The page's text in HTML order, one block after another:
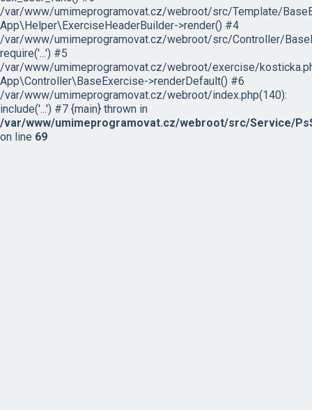
/var/www/umimeprogramovat.cz/webroot/src/Template/
App\Helper\ExerciseHeaderBuilder->render() #4
/var/www/umimeprogramovat.cz/webroot/src/Controller/
require('...') #5
/var/www/umimeprogramovat.cz/webroot/exercise/
App\Controller\BaseExercise->renderDefault() #6
/var/www/umimeprogramovat.cz/webroot/index.php(140):
include('...') #7 {main} thrown in
/var/www/umimeprogramovat.cz/webroot/src/Service/
on line 69